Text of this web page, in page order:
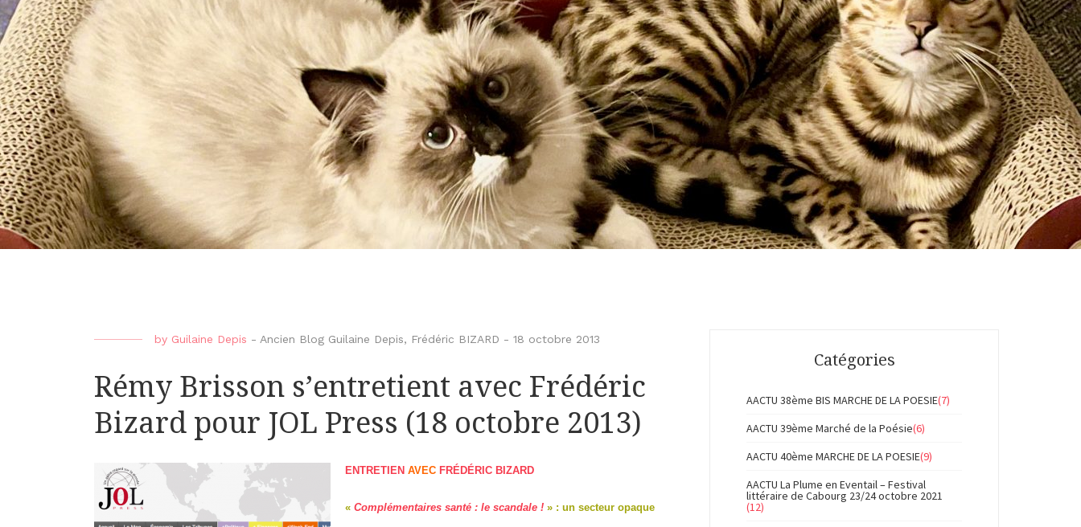
by Guilaine Depis - Ancien Blog Guilaine Depis, Frédéric BIZARD - 18 octobre 2013
Rémy Brisson s’entretient avec Frédéric
Bizard pour JOL Press (18 octobre 2013)
ENTRETIEN AVEC FRÉDÉRIC BIZARD
«Complémentaires santé : le scandale ! » : un secteur opaque
Catégories
AACTU 38ème BIS MARCHE DE LA POESIE(7)
AACTU 39ème Marché de la Poésie(6)
AACTU 40ème MARCHE DE LA POESIE(9)
AACTU La Plume en Eventail – Festival
littéraire de Cabourg 23/24 octobre 2021
(12)